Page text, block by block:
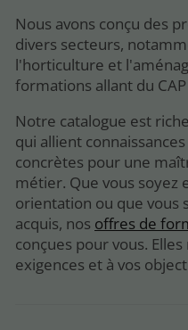
Nous avons conçu des
divers secteurs,
l'horticulture et
formations allant du CAP
Notre catalogue est
qui allient
concrètes pour une
métier. Que vous soyez
orientation ou que vous
acquis, nos offres de
conçues pour vous.
exigences et à vos